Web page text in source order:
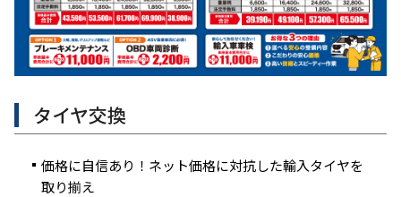
タイヤ交換
価格に自信あり！ネット価格に対抗した輸入タイヤを
取り揃え